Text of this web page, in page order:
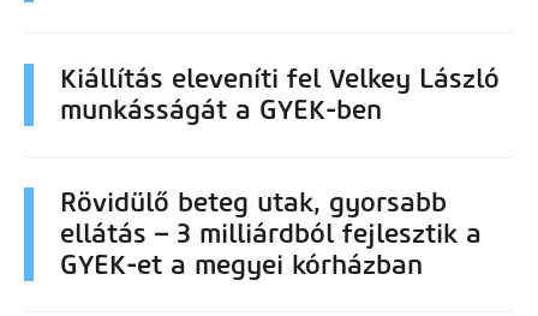
Kiállítás eleveníti fel Velkey László
munkásságát a GYEK-ben
Rövidülő beteg utak, gyorsabb
ellátás – 3 milliárdból fejlesztik a
GYEK-et a megyei kórházban